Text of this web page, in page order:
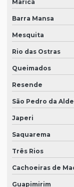
Maricá
Barra Mansa
Mesquita
Rio das Ostras
Queimados
Resende
São Pedro da
Japeri
Saquarema
Três Rios
Cachoeiras de
Guapimirim